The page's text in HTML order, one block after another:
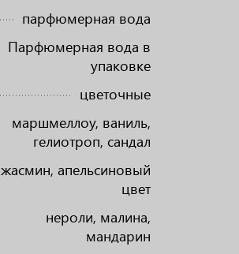
парфюмерная вода
Парфюмерная вода в
упаковке
цветочные
маршмеллоу, ваниль,
гелиотроп, сандал
жасмин, апельсиновый
цвет
нероли, малина,
мандарин